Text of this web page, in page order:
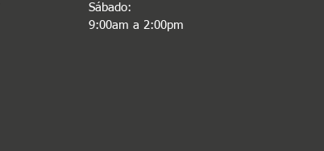
Sábado:
9:00am a 2:00pm